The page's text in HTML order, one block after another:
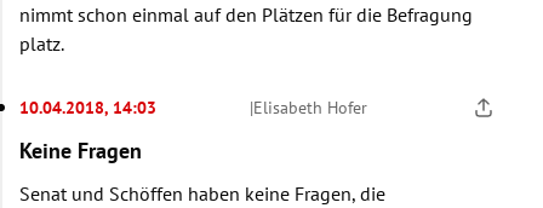
nimmt schon einmal auf den Plätzen für die Befragung
platz.
10.04.2018, 14:03 |Elisabeth Hofer
Keine Fragen
Senat und Schöffen haben keine Fragen, die